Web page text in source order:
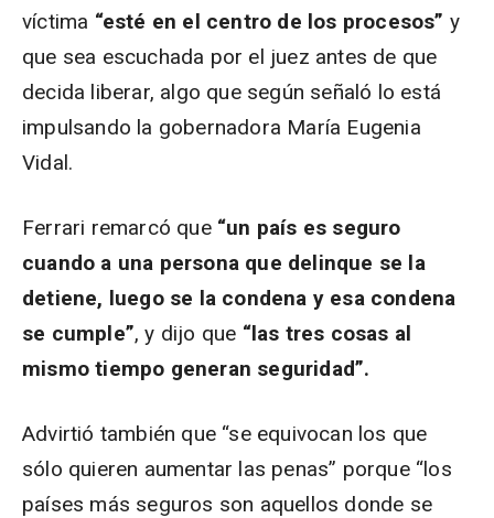
víctima “esté en el centro de los procesos” y
que sea escuchada por el juez antes de que
decida liberar, algo que según señaló lo está
impulsando la gobernadora María Eugenia
Vidal.
Ferrari remarcó que “un país es seguro
cuando a una persona que delinque se la
detiene, luego se la condena y esa condena
se cumple”, y dijo que “las tres cosas al
mismo tiempo generan seguridad”.
Advirtió también que “se equivocan los que
sólo quieren aumentar las penas” porque “los
países más seguros son aquellos donde se